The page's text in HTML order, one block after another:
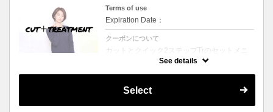
Terms of use
Expiration Date：
クーポンについて
カットとクイック2ステップTrのセットメニ
ュー☆シャンプー、ブロー付。ロング料金な
See details
Select